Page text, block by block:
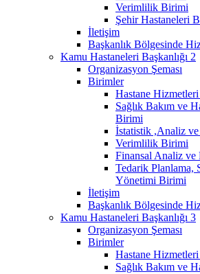
Verimlilik Birimi
Şehir Hastaneleri
İletişim
Başkanlık Bölgesinde
Kamu Hastaneleri Başkanlığı 2
Organizasyon Şeması
Birimler
Hastane
Sağlık Bakım ve
Birimi
İstatistik ,Analiz
Verimlilik Birimi
Finansal Analiz ve
Tedarik Planlama,
Yönetimi Birimi
İletişim
Başkanlık Bölgesinde
Kamu Hastaneleri Başkanlığı 3
Organizasyon Şeması
Birimler
Hastane
Sağlık Bakım ve